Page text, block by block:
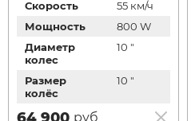
Скорость
55 км/ч
Мощность
800 W
Диаметр
колес
10 "
Размер
колёс
10 "
руб